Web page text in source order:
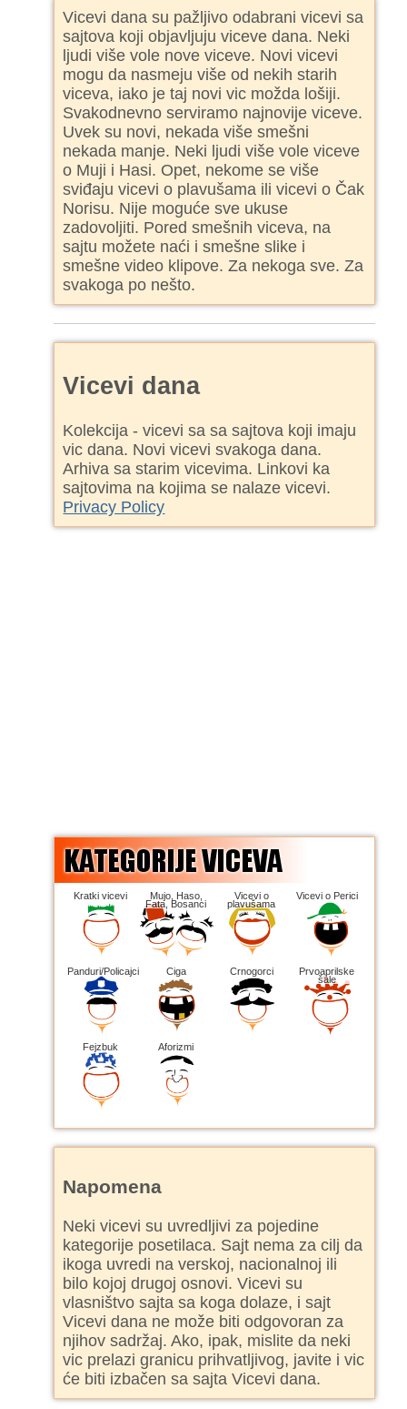
Vicevi dana su pažljivo odabrani vicevi sa
sajtova koji objavljuju viceve dana. Neki
ljudi više vole nove viceve. Novi vicevi
mogu da nasmeju više od nekih starih
viceva, iako je taj novi vic možda lošiji.
Svakodnevno serviramo najnovije viceve.
Uvek su novi, nekada više smešni
nekada manje. Neki ljudi više vole viceve
o Muji i Hasi. Opet, nekome se više
sviđaju vicevi o plavušama ili vicevi o Čak
Norisu. Nije moguće sve ukuse
zadovoljiti. Pored smešnih viceva, na
sajtu možete naći i smešne slike i
smešne video klipove. Za nekoga sve. Za
svakoga po nešto.
Vicevi dana
Kolekcija - vicevi sa sa sajtova koji imaju
vic dana. Novi vicevi svakoga dana.
Arhiva sa starim vicevima. Linkovi ka
sajtovima na kojima se nalaze vicevi.
Privacy Policy
Kratki vicevi Mujo, Haso,
Fata, Bosanci
Vicevi o
plavušama
Vicevi o Perici
Panduri/Policajci Ciga Crnogorci Prvoaprilske
šale
Fejzbuk Aforizmi
Napomena
Neki vicevi su uvredljivi za pojedine
kategorije posetilaca. Sajt nema za cilj da
ikoga uvredi na verskoj, nacionalnoj ili
bilo kojoj drugoj osnovi. Vicevi su
vlasništvo sajta sa koga dolaze, i sajt
Vicevi dana ne može biti odgovoran za
njihov sadržaj. Ako, ipak, mislite da neki
vic prelazi granicu prihvatljivog, javite i vic
će biti izbačen sa sajta Vicevi dana.